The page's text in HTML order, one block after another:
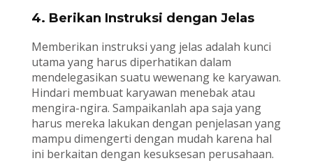
4. Berikan Instruksi dengan Jelas
Memberikan instruksi yang jelas adalah kunci
utama yang harus diperhatikan dalam
mendelegasikan suatu wewenang ke karyawan.
Hindari membuat karyawan menebak atau
mengira-ngira. Sampaikanlah apa saja yang
harus mereka lakukan dengan penjelasan yang
mampu dimengerti dengan mudah karena hal
ini berkaitan dengan kesuksesan perusahaan.